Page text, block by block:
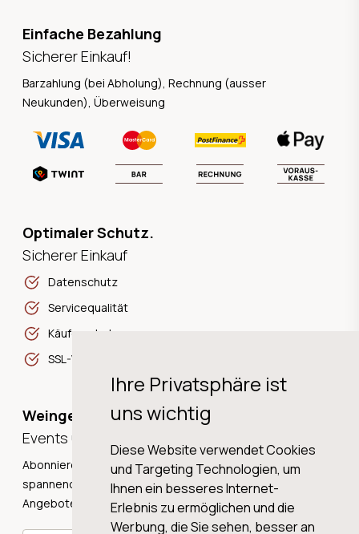
Ihre Privatsphäre ist
uns wichtig
Diese Website verwendet Cookies
und Targeting Technologien, um
Ihnen ein besseres Internet-
Erlebnis zu ermöglichen und die
Werbung, die Sie sehen, besser an
Einfache Bezahlung
Sicherer Einkauf!
Barzahlung (bei Abholung), Rechnung (ausser
Neukunden), Überweisung
Optimaler Schutz.
Sicherer Einkauf
Datenschutz
Servicequalität
Käuferschutz
SSL-Verschlüsselung
Weingeschichten,
Events und Neuigkeiten!
Abonnieren Sie unseren Newsletter und erhalten Sie
spannende Weingeschichten, Neuigkeiten und tolle
Angebote direkt in Ihre Mailbox.